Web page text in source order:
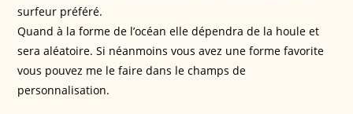
surfeur préféré.
Quand à la forme de l’océan elle dépendra de la houle et
sera aléatoire. Si néanmoins vous avez une forme favorite
vous pouvez me le faire dans le champs de
personnalisation.